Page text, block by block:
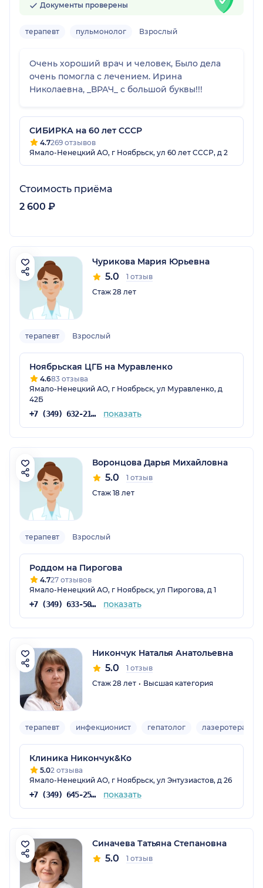
Документы проверены
терапевт пульмонолог Взрослый
Очень хороший врач и человек, Было дела
очень помогла с лечением. Ирина
Николаевна, _ВРАЧ_ с большой буквы!!!
СИБИРКА на 60 лет СССР
4.7269 отзывов
Ямало-Ненецкий АО, г Ноябрьск, ул 60 лет СССР, д 2
Стоимость приёма
2 600 ₽
Чурикова Мария Юрьевна
5.0
1 отзыв
Стаж 28 лет
терапевт Взрослый
Ноябрьская ЦГБ на Муравленко
4.683 отзыва
Ямало-Ненецкий АО, г Ноябрьск, ул Муравленко, д
42Б
+7 (349) 632-21-13 показать
Воронцова Дарья Михайловна
5.0
1 отзыв
Стаж 18 лет
терапевт Взрослый
Роддом на Пирогова
4.727 отзывов
Ямало-Ненецкий АО, г Ноябрьск, ул Пирогова, д 1
+7 (349) 633-50-86 показать
Никончук Наталья Анатольевна
5.0
1 отзыв
Стаж 28 лет
Высшая категория
терапевт инфекционист гепатолог лазеротерапевт
Клиника Никончук&Ко
5.02 отзыва
Ямало-Ненецкий АО, г Ноябрьск, ул Энтузиастов, д 26
+7 (349) 645-25-20 показать
Синачева Татьяна Степановна
5.0 1 отзыв